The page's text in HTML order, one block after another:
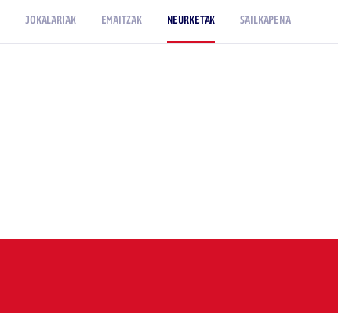
JOKALARIAK EMAITZAK NEURKETAK SAILKAPENA